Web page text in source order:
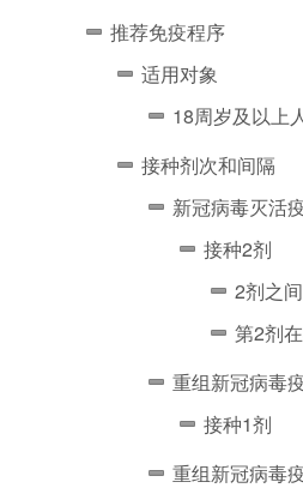
推荐免疫程序
适用对象
18周岁及以上
接种剂次和间隔
新冠病毒灭活
接种2剂
2剂之
第2剂
重组新冠病毒
接种1剂
重组新冠病毒